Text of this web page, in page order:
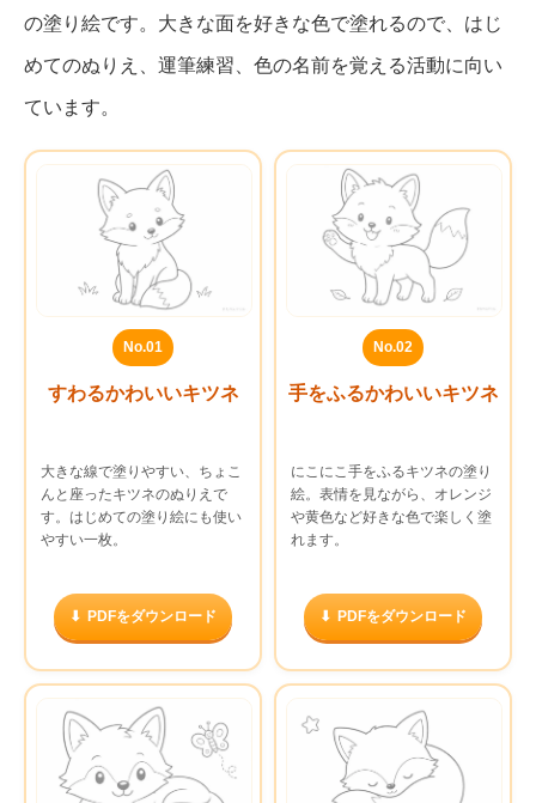
の塗り絵です。大きな面を好きな色で塗れるので、はじ
めてのぬりえ、運筆練習、色の名前を覚える活動に向い
ています。
No.01
すわるかわいいキツネ
大きな線で塗りやすい、ちょこ
んと座ったキツネのぬりえで
す。はじめての塗り絵にも使い
やすい一枚。
PDFをダウンロード
No.02
手をふるかわいいキツネ
にこにこ手をふるキツネの塗り
絵。表情を見ながら、オレンジ
や黄色など好きな色で楽しく塗
れます。
PDFをダウンロード